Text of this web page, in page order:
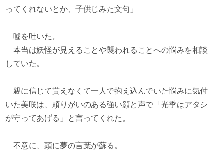
ってくれないとか、子供じみた文句」
嘘を吐いた。
本当は妖怪が見えることや襲われることへの悩みを相談
していた。
親に信じて貰えなくて一人で抱え込んでいた悩みに気付
いた美咲は、頼りがいのある強い顔と声で「光季はアタシ
が守ってあげる」と言ってくれた。
不意に、頭に夢の言葉が蘇る。